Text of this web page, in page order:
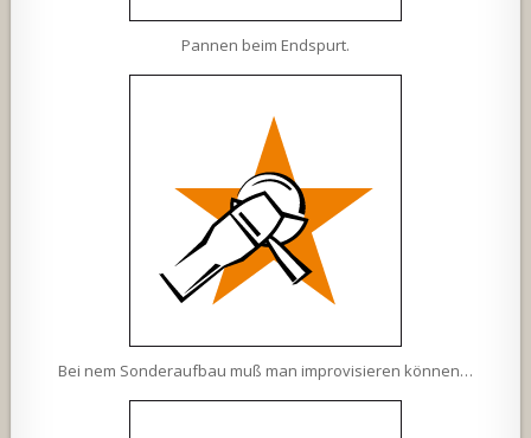
Pannen beim Endspurt.
Bei nem Sonderaufbau muß man improvisieren können…